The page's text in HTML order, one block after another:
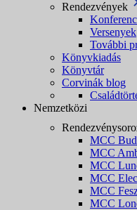
Rendezvények
Versenyek
További
Könyvkiadás
Könyvtár
Corvinák blog
Nemzetközi
MCC
MCC
MCC
MCC
MCC
MCC